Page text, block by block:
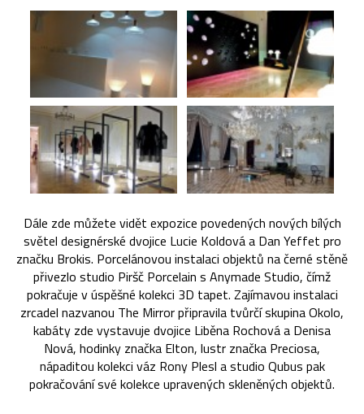
Dále zde můžete vidět expozice povedených nových bílých
světel designérské dvojice Lucie Koldová a Dan Yeffet pro
značku Brokis. Porcelánovou instalaci objektů na černé stěně
přivezlo studio Piršč Porcelain s Anymade Studio, čímž
pokračuje v úspěšné kolekci 3D tapet. Zajímavou instalaci
zrcadel nazvanou The Mirror připravila tvůrčí skupina Okolo,
kabáty zde vystavuje dvojice Liběna Rochová a Denisa
Nová, hodinky značka Elton, lustr značka Preciosa,
nápaditou kolekci váz Rony Plesl a studio Qubus pak
pokračování své kolekce upravených skleněných objektů.